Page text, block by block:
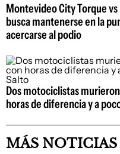
Montevideo City Torque vs
busca mantenerse en la
acercarse al podio
Dos motociclistas
horas de diferencia y a
MÁS